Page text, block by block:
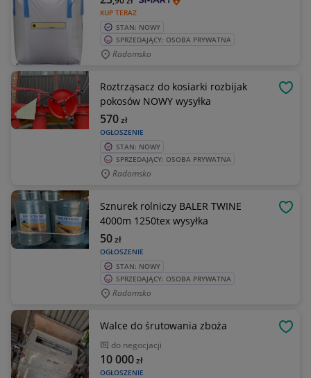
KUP TERAZ
STAN: NOWY
SPRZEDAJĄCY: OSOBA PRYWATNA
Radomsko
Roztrząsacz do kosiarki rozbijak
pokosów NOWY wysyłka
OGŁOSZENIE
570zł
STAN: NOWY
SPRZEDAJĄCY: OSOBA PRYWATNA
Radomsko
Sznurek rolniczy BALER TWINE
4000m 1250tex wysyłka
OGŁOSZENIE
50zł
STAN: NOWY
SPRZEDAJĄCY: OSOBA PRYWATNA
Radomsko
Walce do śrutowania zboża
do negocjacji
OGŁOSZENIE
10 000zł